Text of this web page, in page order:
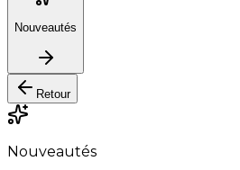
Nouveautés
Retour
Nouveautés